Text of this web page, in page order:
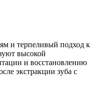
и терпеливый подход к
высокой
и восстановлению
экстракции зуба с